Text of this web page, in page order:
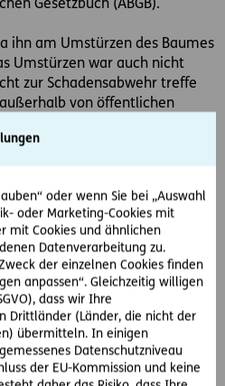
oder wenn Sie bei „Auswahl
oder Marketing-Cookies mit
mit Cookies und ähnlichen
Datenverarbeitung zu.
der einzelnen Cookies finden
anpassen“. Gleichzeitig willigen
dass wir Ihre
Drittländer (Länder, die nicht der
übermitteln. In einigen
Datenschutzniveau
der EU-Kommission und keine
Gesetzbuch (ABGB).
ihn am Umstürzen des Baumes
Umstürzen war auch nicht
zur Schadensabwehr treffe
von öffentlichen
Gerichtshof.
„Haftungsprivileg“ des
176 Absatz 2 Forstgesetz: Den